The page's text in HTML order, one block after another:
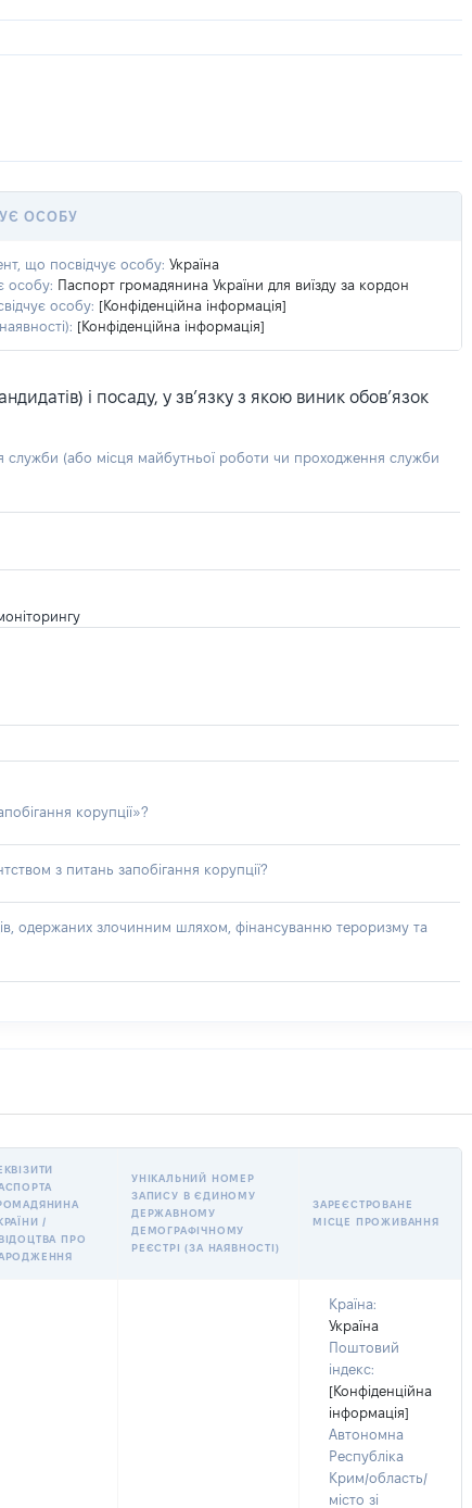
ОСОБУ
що посвідчує особу: Україна
особу: Паспорт громадянина України для виїзду за кордон
особу: [Конфіденційна інформація]
[Конфіденційна інформація]
і посаду, у зв’язку з якою виник обов’язок
служби (або місця майбутньої роботи чи проходження служби
корупції»?
з питань запобігання корупції?
одержаних злочинним шляхом, фінансуванню тероризму та
/
ПРО
УНІКАЛЬНИЙ НОМЕР
ЗАПИСУ В ЄДИНОМУ
ДЕРЖАВНОМУ
ДЕМОГРАФІЧНОМУ
РЕЄСТРІ (ЗА НАЯВНОСТІ)
ЗАРЕЄСТРОВАНЕ
МІСЦЕ ПРОЖИВАННЯ
Країна:
Україна
Поштовий
індекс:
[Конфіденційна
інформація]
Автономна
Республіка
Крим/область/
місто зі